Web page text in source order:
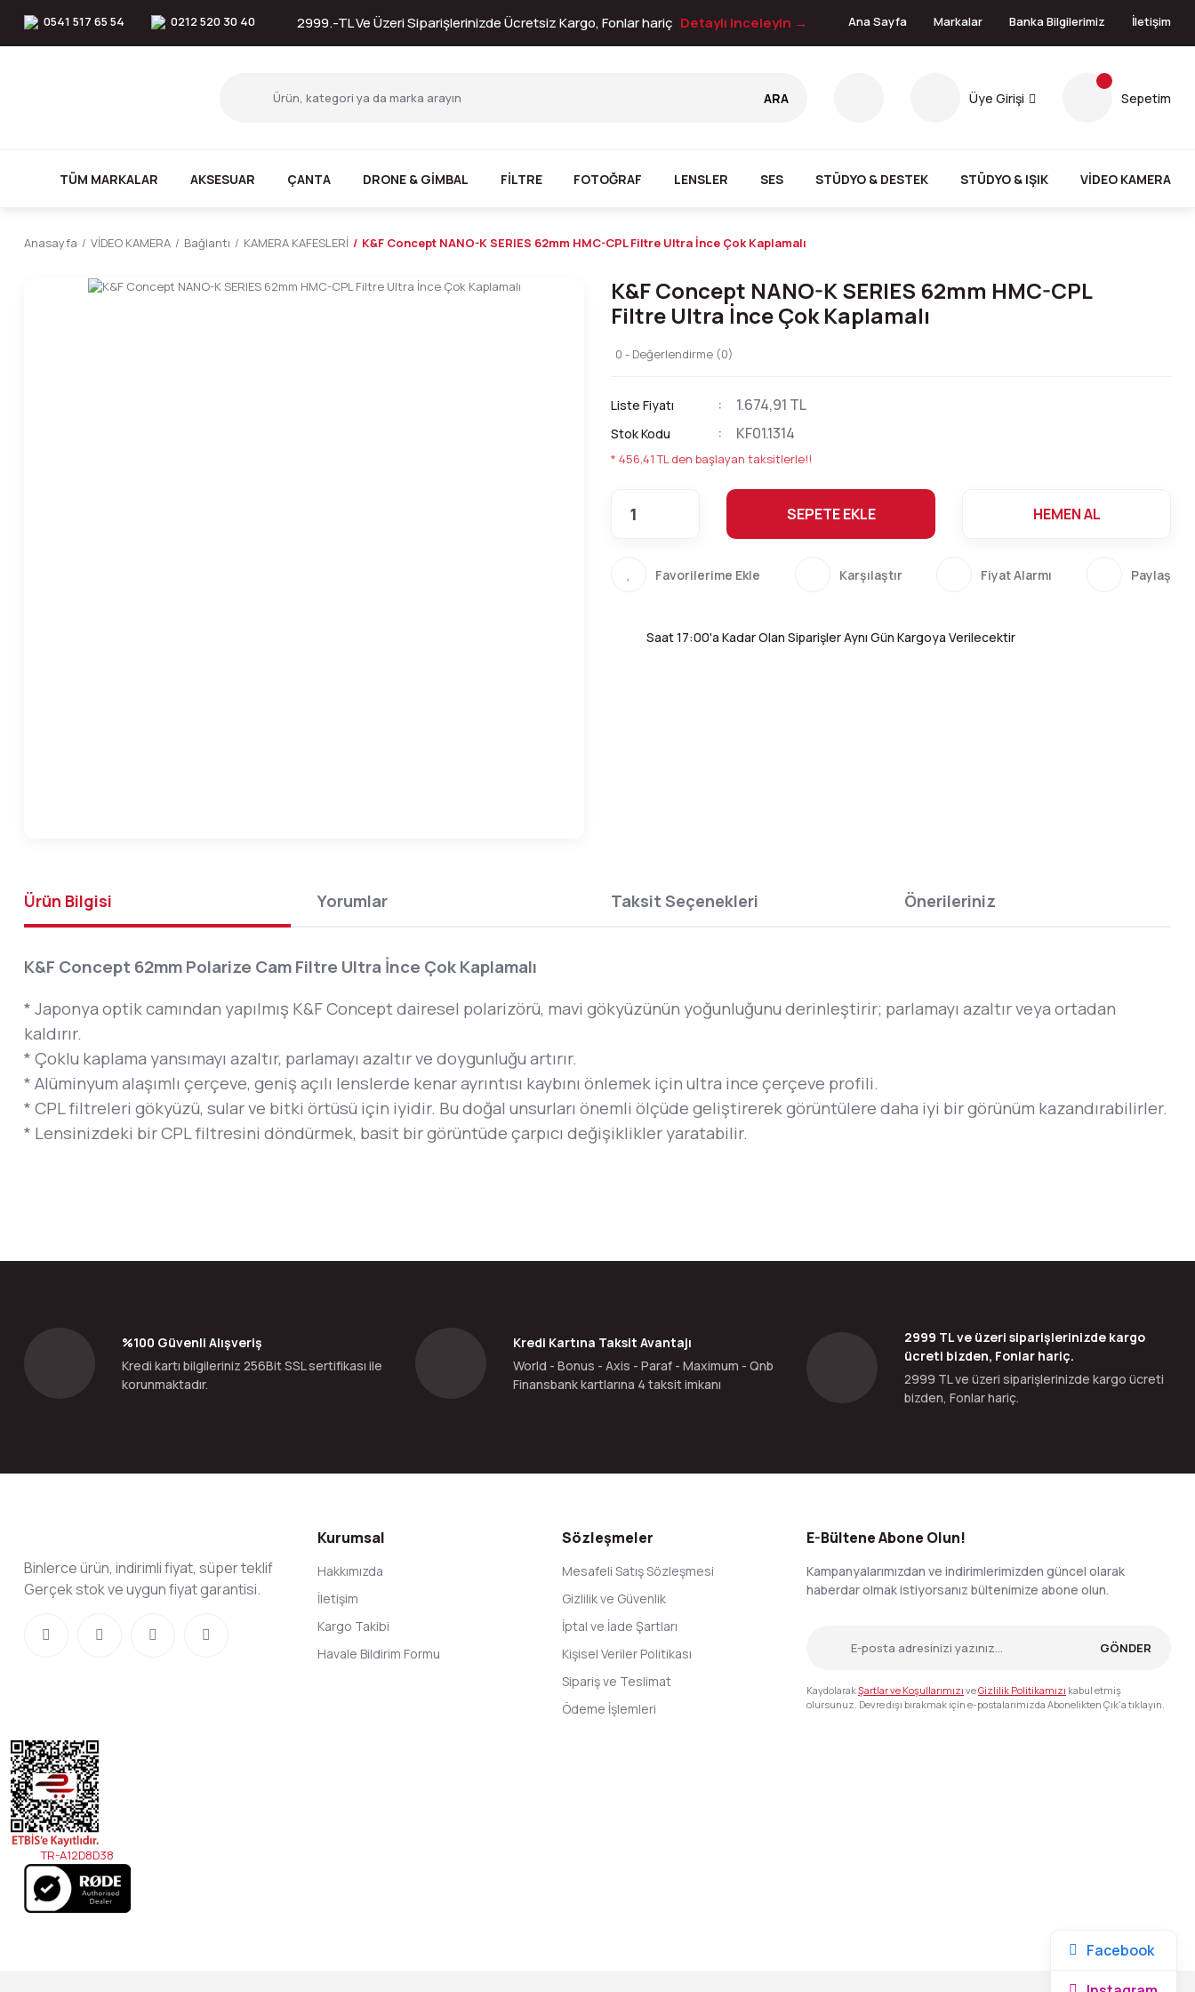
0541 517 65 54 0212 520 30 40 2999.-TL Ve Üzeri Siparişlerinizde Ücretsiz Kargo, Fonlar hariç Detaylı inceleyin → Ana Sayfa Markalar Banka Bilgilerimiz İletişim
ARA Üye Girişi Sepetim
TÜM MARKALAR AKSESUAR ÇANTA DRONE & GİMBAL FİLTRE FOTOĞRAF LENSLER SES STÜDYO & DESTEK STÜDYO & IŞIK VİDEO KAMERA
Anasayfa VİDEO KAMERA Bağlantı KAMERA KAFESLERİ K&F Concept NANO-K SERIES 62mm HMC-CPL Filtre Ultra İnce Çok Kaplamalı
K&F Concept NANO-K SERIES 62mm HMC-CPL
Filtre Ultra İnce Çok Kaplamalı
0 - Değerlendirme (0)
Liste Fiyatı 1.674,91 TL
Stok Kodu KF01.1314
* 456,41 TL den başlayan taksitlerle!!
SEPETE EKLE HEMEN AL
Karşılaştır Fiyat Alarmı Paylaş
Saat 17:00'a Kadar Olan Siparişler Aynı Gün Kargoya Verilecektir
Ürün Bilgisi Yorumlar Taksit Seçenekleri Önerileriniz
K&F Concept 62mm Polarize Cam Filtre Ultra İnce Çok Kaplamalı
* Japonya optik camından yapılmış K&F Concept dairesel polarizörü, mavi gökyüzünün yoğunluğunu derinleştirir; parlamayı azaltır veya ortadan
kaldırır.
* Çoklu kaplama yansımayı azaltır, parlamayı azaltır ve doygunluğu artırır.
* Alüminyum alaşımlı çerçeve, geniş açılı lenslerde kenar ayrıntısı kaybını önlemek için ultra ince çerçeve profili.
* CPL filtreleri gökyüzü, sular ve bitki örtüsü için iyidir. Bu doğal unsurları önemli ölçüde geliştirerek görüntülere daha iyi bir görünüm kazandırabilirler.
* Lensinizdeki bir CPL filtresini döndürmek, basit bir görüntüde çarpıcı değişiklikler yaratabilir.
Ürün fiyatı diğer sitelerden daha pahalı.
Bu ürüne benzer farklı alternatifler olmalı.
%100 Güvenli Alışveriş
Kredi kartı bilgileriniz 256Bit SSL sertifikası ile
korunmaktadır.
Kredi Kartına Taksit Avantajı
World - Bonus - Axis - Paraf - Maximum - Qnb
Finansbank kartlarına 4 taksit imkanı
2999 TL ve üzeri siparişlerinizde kargo
ücreti bizden, Fonlar hariç.
2999 TL ve üzeri siparişlerinizde kargo ücreti
bizden, Fonlar hariç.
Binlerce ürün, indirimli fiyat, süper teklif
Gerçek stok ve uygun fiyat garantisi.
Kurumsal
Hakkımızda
İletişim
Kargo Takibi
Havale Bildirim Formu
Sözleşmeler
Mesafeli Satış Sözleşmesi
Gizlilik ve Güvenlik
İptal ve İade Şartları
Kişisel Veriler Politikası
Sipariş ve Teslimat
Ödeme İşlemleri
E-Bültene Abone Olun!
Kampanyalarımızdan ve indirimlerimizden güncel olarak
haberdar olmak istiyorsanız bültenimize abone olun.
GÖNDER
KaydolarakŞartlar ve Koşullarımızı veGizlilik Politikamızı kabul etmiş
olursunuz. Devre dışı bırakmak için e-postalarımızda Abonelikten Çık'a tıklayın.
TR-A12D8D38
Facebook